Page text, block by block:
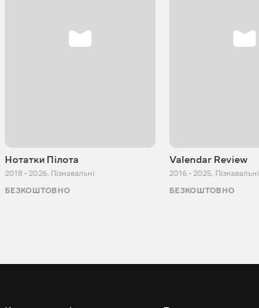
Нотатки Пілота
2018 - 2026, Пізнавальні
БЕЗКОШТОВНО
Valendar Review
2016 - 2025, Пізнавальні
БЕЗКОШТОВНО